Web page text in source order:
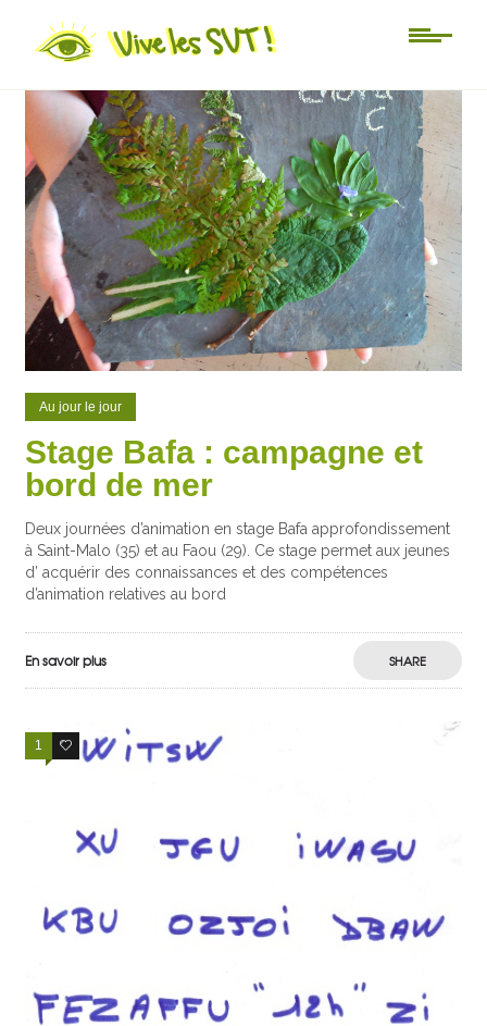
Au jour le jour
Stage Bafa : campagne et
bord de mer
Deux journées d’animation en stage Bafa approfondissement
à Saint-Malo (35) et au Faou (29). Ce stage permet aux jeunes
d’ acquérir des connaissances et des compétences
d’animation relatives au bord
En savoir plus SHARE
1 0